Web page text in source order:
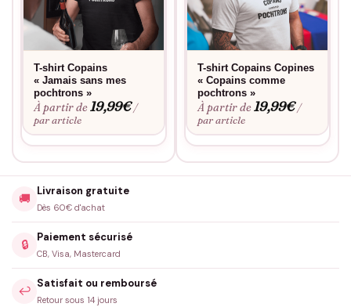
T-shirt Copains
« Jamais sans mes
pochtrons »
À partir de19,99€ /
par article
T-shirt Copains Copines
« Copains comme
pochtrons »
À partir de19,99€ /
par article
🚚
Livraison gratuite
Dès 60€ d'achat
🔒
Paiement sécurisé
CB, Visa, Mastercard
↩️
Satisfait ou remboursé
Retour sous 14 jours